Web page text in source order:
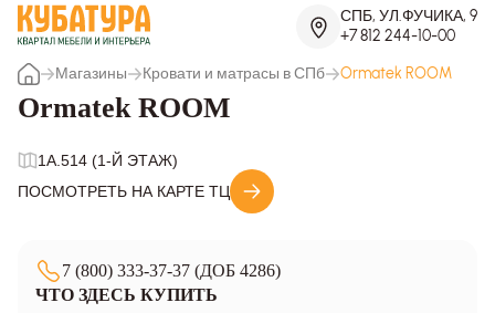
СПБ, УЛ.ФУЧИКА, 9
+7 812 244-10-00
Магазины
Кровати и матрасы в СПб Ormatek ROOM
Ormatek ROOM
1A.514 (1-Й ЭТАЖ)
ПОСМОТРЕТЬ НА КАРТЕ ТЦ
7 (800) 333-37-37 (ДОБ 4286)
ЧТО ЗДЕСЬ КУПИТЬ